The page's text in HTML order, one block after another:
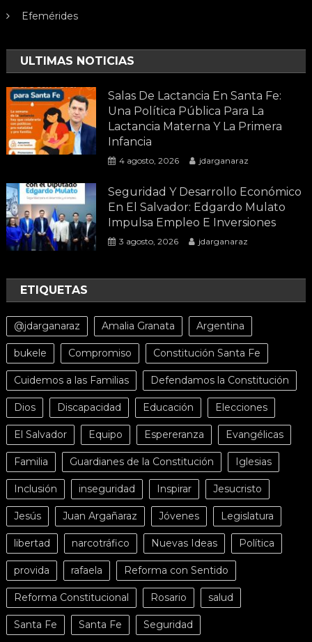
Efemérides
ULTIMAS NOTICIAS
Salas De Lactancia En Santa Fe:
Una Política Pública Para La
Lactancia Materna Y La Primera
Infancia
4 agosto, 2026 jdarganaraz
Seguridad Y Desarrollo Económico
En El Salvador: Edgardo Mulato
Impulsa Empleo E Inversiones
3 agosto, 2026 jdarganaraz
ETIQUETAS
@jdarganaraz Amalia Granata Argentina
bukele Compromiso Constitución Santa Fe
Cuidemos a las Familias Defendamos la Constitución
Dios Discapacidad Educación Elecciones
El Salvador Equipo Espereranza Evangélicas
Familia Guardianes de la Constitución Iglesias
Inclusión inseguridad Inspirar Jesucristo
Jesús Juan Argañaraz Jóvenes Legislatura
libertad narcotráfico Nuevas Ideas Política
provida rafaela Reforma con Sentido
Reforma Constitucional Rosario salud
Santa Fe Santa Fe Seguridad